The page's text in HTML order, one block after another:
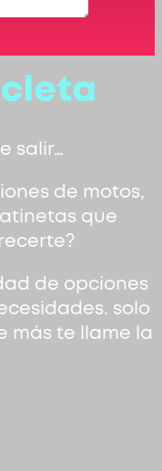
salir…
de motos,
que
de opciones
solo
más te llame la